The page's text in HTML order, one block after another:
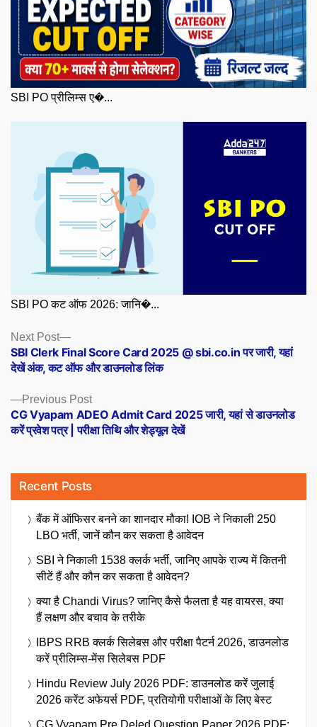
SBI PO प्रीलिम्स ए�...
SBI PO कट ऑफ 2026: जानि�...
Posts
navigation
Previous PostPrevious
post:
CG Vyapam ADEO Admit Card 2025 जारी, यहां से डाउनलोड
करें प्रवेश पत्र | परीक्षा तिथि और शेड्यूल देखें
Next Post
Next
post:
SBI Clerk Final Score Card 2025 @ sbi.co.in पर जारी, यहां
देखें अंक, कट ऑफ और डाउनलोड लिंक
Recent Posts
बैंक में ऑफिसर बनने का शानदार मौका! IOB ने निकाली 250
LBO भर्ती, जानें कौन कर सकता है आवेदन
SBI ने निकाली 1538 क्लर्क भर्ती, जानिए आपके राज्य में कितनी
सीटें हैं और कौन कर सकता है आवेदन?
क्या है Chandi Virus? जानिए कैसे फैलता है यह वायरस, क्या
हैं लक्षण और बचाव के तरीके
IBPS RRB क्लर्क सिलेबस और परीक्षा पैटर्न 2026, डाउनलोड
करें प्रीलिम्स-मेंस सिलेबस PDF
Hindu Review July 2026 PDF: डाउनलोड करें जुलाई
2026 करेंट अफेयर्स PDF, प्रतियोगी परीक्षाओं के लिए बेस्ट
CG Vyapam Pre Deled Question Paper 2026 PDF: